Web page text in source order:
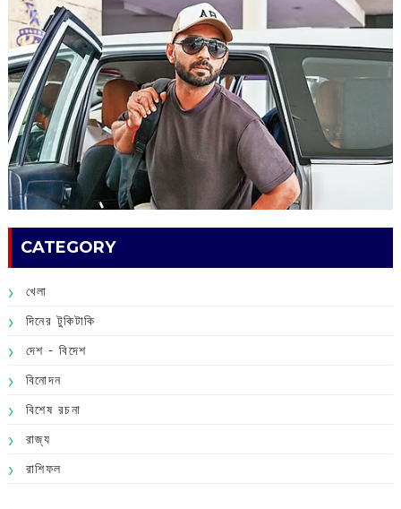
CATEGORY
খেলা
দিনের টুকিটাকি
দেশ - বিদেশ
বিনোদন
বিশেষ রচনা
রাজ্য
রাশিফল